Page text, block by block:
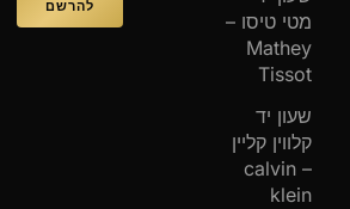
מטי טיסו –
Mathey
Tissot
שעון יד
קלווין קליין
– calvin
klein
להרשם